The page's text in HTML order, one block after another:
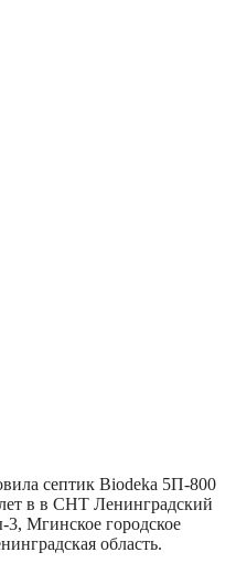
септик Biodeka 5П-800
в в СНТ Ленинградский
Мгинское городское
область.